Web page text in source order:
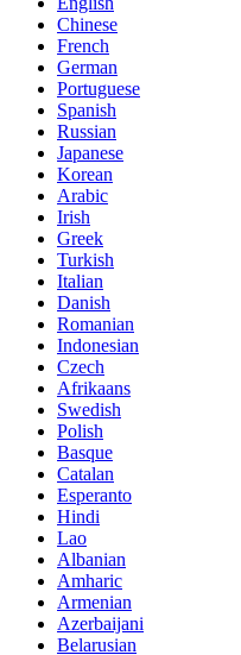
Chinese
French
German
Portuguese
Spanish
Russian
Japanese
Korean
Arabic
Irish
Greek
Turkish
Italian
Danish
Romanian
Indonesian
Czech
Afrikaans
Swedish
Polish
Basque
Catalan
Esperanto
Hindi
Lao
Albanian
Amharic
Armenian
Azerbaijani
Belarusian